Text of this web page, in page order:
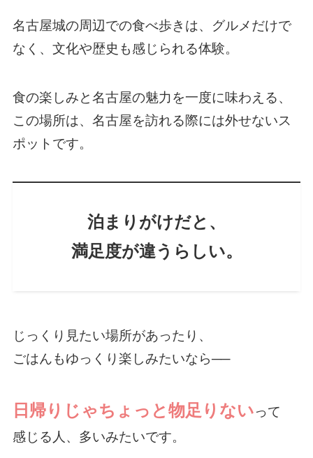
名古屋城の周辺での食べ歩きは、グルメだけで
なく、文化や歴史も感じられる体験。
食の楽しみと名古屋の魅力を一度に味わえる、
この場所は、名古屋を訪れる際には外せないス
ポットです。
泊まりがけだと、
満足度が違うらしい。
じっくり見たい場所があったり、
ごはんもゆっくり楽しみたいなら──
日帰りじゃちょっと物足りないって
感じる人、多いみたいです。